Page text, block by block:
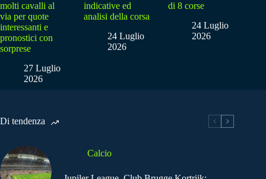
molti cavalli al
via per quote
interessanti e
pronostici con
sorprese
27 Luglio
2026
indicative ed
analisi della corsa
24 Luglio
2026
di 8 corse
24 Luglio
2026
Di tendenza
Calcio